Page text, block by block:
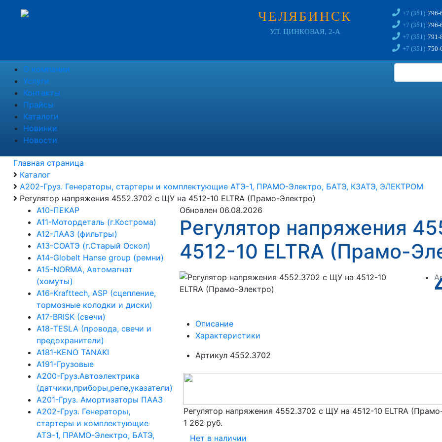
ЧЕЛЯБИНСК
УЛ. ЦИНКОВАЯ, 2-А
+7 (351) 796-
+7 (351) 796-
+7 (351) 791-
+7 (351) 750-
О компании
Услуги
Контакты
Прайсы
Каталоги
Новинки
Новости
Главная страница
Каталог
А202-Груз. Генераторы, стартеры и комплектующие АТЭ-1, ПРАМО-Электро, БАТЭ, КЗАТЭ, ЭЛЕКТРОМ
Регулятор напряжения 4552.3702 с ЩУ на 4512-10 ELTRA (Прамо-Электро)
А10-ПЕКАР
А11-Мотордеталь (г.Кострома)
А12-ЛААЗ (фильтры)
А13-СОАТЭ (г.Старый Оскол)
А14-Globelt Hanse group (ремни)
А15-NORMA, Автомагнат
(хомуты)
А16-Krafttech, ASP (сцепление,
тормозные колодки и диски)
А17-BRISK (свечи)
А18-TESLA (провода, свечи и
предохранители)
А181-KENO TANAKI
А191-Грузовые
А200-Груз.Автоэлектрика
(датчики,приборы,реле,указатели)
А201-Груз. Амортизаторы ПААЗ
А202-Груз. Генераторы,
стартеры и комплектующие
АТЭ-1, ПРАМО-Электро, БАТЭ,
Обновлен 06.08.2026
Регулятор напряжения
4512-10 ELTRA (Прамо-
Описание
Характеристики
Артикул 4552.3702
Регулятор напряжения 4552.3702 с ЩУ на 4512-10 ELTRA
1 262 руб.
Нет в наличии